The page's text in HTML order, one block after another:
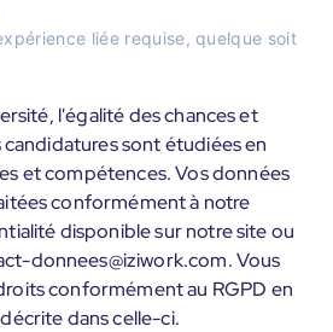
liée requise, quelque soit
l'égalité des chances et
candidatures sont étudiées en
et compétences. Vos données
conformément à notre
disponible sur notre site ou
donnees@iziwork.com. Vous
conformément au RGPD en
dans celle-ci.